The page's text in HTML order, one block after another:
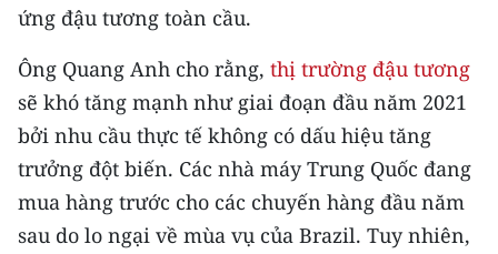
ứng đậu tương toàn cầu.
Ông Quang Anh cho rằng, thị trường đậu tương
sẽ khó tăng mạnh như giai đoạn đầu năm 2021
bởi nhu cầu thực tế không có dấu hiệu tăng
trưởng đột biến. Các nhà máy Trung Quốc đang
mua hàng trước cho các chuyến hàng đầu năm
sau do lo ngại về mùa vụ của Brazil. Tuy nhiên,